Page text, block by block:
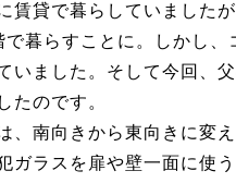
賃貸で暮らしていました
で暮らすことに。しかし、
いました。そして今回、
たのです。
、南向きから東向きに変
ガラスを扉や壁一面に使